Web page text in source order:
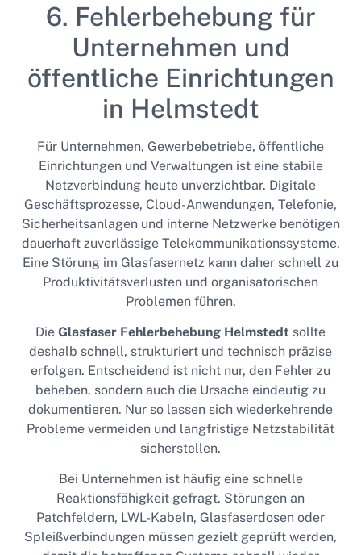
6. Fehlerbehebung für
Unternehmen und
öffentliche Einrichtungen
in Helmstedt
Für Unternehmen, Gewerbebetriebe, öffentliche
Einrichtungen und Verwaltungen ist eine stabile
Netzverbindung heute unverzichtbar. Digitale
Geschäftsprozesse, Cloud-Anwendungen, Telefonie,
Sicherheitsanlagen und interne Netzwerke benötigen
dauerhaft zuverlässige Telekommunikationssysteme.
Eine Störung im Glasfasernetz kann daher schnell zu
Produktivitätsverlusten und organisatorischen
Problemen führen.
Die Glasfaser Fehlerbehebung Helmstedt sollte
deshalb schnell, strukturiert und technisch präzise
erfolgen. Entscheidend ist nicht nur, den Fehler zu
beheben, sondern auch die Ursache eindeutig zu
dokumentieren. Nur so lassen sich wiederkehrende
Probleme vermeiden und langfristige Netzstabilität
sicherstellen.
Bei Unternehmen ist häufig eine schnelle
Reaktionsfähigkeit gefragt. Störungen an
Patchfeldern, LWL-Kabeln, Glasfaserdosen oder
Spleißverbindungen müssen gezielt geprüft werden,